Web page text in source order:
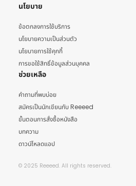
นโยบาย
ข้อตกลงการใช้บริการ
นโยบายความเป็นส่วนตัว
นโยบายการใช้คุกกี้
การขอใช้สิทธิ์ข้อมูลส่วนบุคคล
ช่วยเหลือ
คำถามที่พบบ่อย
สมัครเป็นนักเขียนกับ Reeeed
ขั้นตอนการสั่งซื้อหนังสือ
บทความ
ดาวน์โหลดแอป
© 2025 Reeeed. All rights reserved.